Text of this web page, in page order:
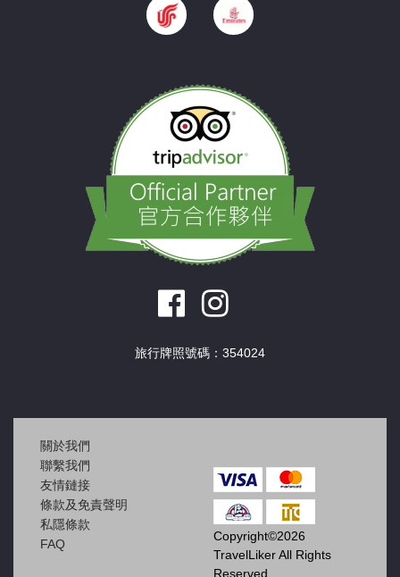
旅行牌照號碼：354024
關於我們
聯繫我們
友情鏈接
條款及免責聲明
私隱條款
FAQ
Copyright©2026
TravelLiker All Rights
Reserved.